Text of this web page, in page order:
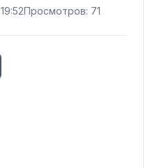
Просмотров: 71